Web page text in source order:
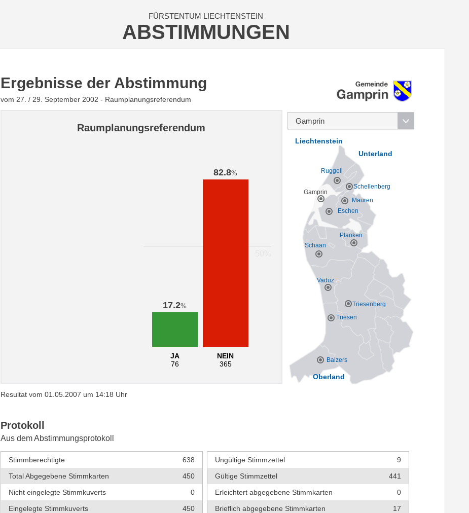
FÜRSTENTUM LIECHTENSTEIN
ABSTIMMUNGEN
Vaduz
Balzers
Planken
Schaan
Triesen
Triesenberg
Eschen
Gamprin
Mauren
Ruggell
Schellenberg
Oberland
Unterland
Liechtenstein
Ergebnisse der Abstimmung
vom 27. / 29. September 2002 - Raumplanungsreferendum
Raumplanungsreferendum
17.2%
JA
76
82.8%
NEIN
365
Resultat vom 01.05.2007 um 14:18 Uhr
Protokoll
Aus dem Abstimmungsprotokoll
Stimmberechtigte
638
Total Abgegebene Stimmkarten
450
Nicht eingelegte Stimmkuverts
0
Eingelegte Stimmkuverts
450
Ungültige Stimmzettel
9
Gültige Stimmzettel
441
Erleichtert abgegebene Stimmkarten
0
Brieflich abgegebene Stimmkarten
17